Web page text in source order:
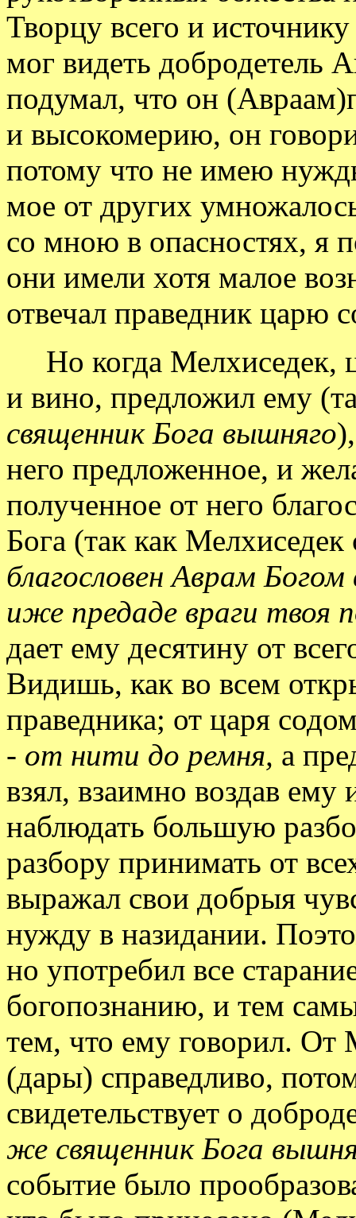
Творцу всего и
мог видеть добродетель
подумал, что он
и высокомерию, он
потому что не имею
мое от других
со мною в опасностях, я
они имели хотя малое
отвечал праведник царю
Но когда Мелхиседек,
и вино, предложил ему
священник Бога вышняго
него предложенное, и
полученное от него
Бога (так как Мелхиседек
благословен Аврам
иже предаде враги твоя
дает ему десятину от
Видишь, как во всем
праведника; от царя
- от нити до ремня, а
взял, взаимно воздав ему
наблюдать большую
разбору принимать от
выражал свои добрыя
нужду в назидании.
но употребил все
богопознанию, и тем
тем, что ему говорил. От
(дары) справедливо,
свидетельствует о
же священник Бога
событие было